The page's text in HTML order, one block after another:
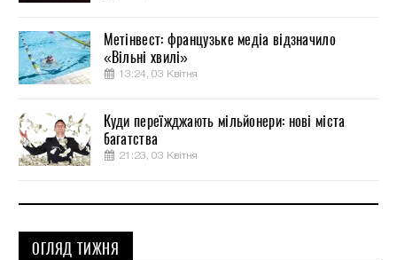
Метінвест: французьке медіа відзначило
«Вільні хвилі»
13:24, 03 Квітня
Куди переїжджають мільйонери: нові міста
багатства
21:23, 03 Квітня
ОГЛЯД ТИЖНЯ